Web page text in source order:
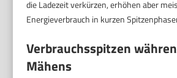
die Ladezeit verkürzen, erhöhen aber
Energieverbrauch in kurzen
Verbrauchsspitzen
Mähens